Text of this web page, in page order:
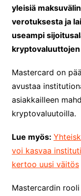
yleisiä
verotuksesta ja
useampi
Mastercard on
avustaa
asiakkailleen
kryptovaluutoilla.
Lue myös:
voi kasvaa
kertoo uusi väitös
Mastercardin